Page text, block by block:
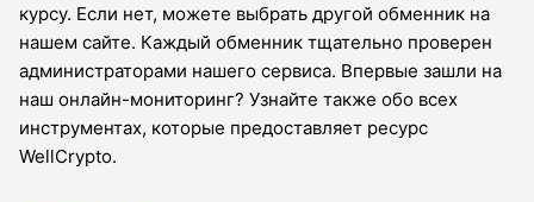
курсу. Если нет, можете выбрать другой обменник на
нашем сайте. Каждый обменник тщательно проверен
администраторами нашего сервиса. Впервые зашли на
наш онлайн-мониторинг? Узнайте также обо всех
инструментах, которые предоставляет ресурс
WellCrypto.